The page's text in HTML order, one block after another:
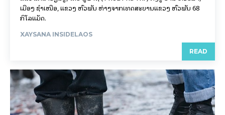
ເມືອງ ຊໍາເໜືອ, ແຂວງ ຫົວພັນ ຫ່າງຈາກເທດສະບານແຂວງ ຫົວພັນ 68
ກິ​ໂລ​ແມັດ.
XAYSANA INSIDELAOS
READ